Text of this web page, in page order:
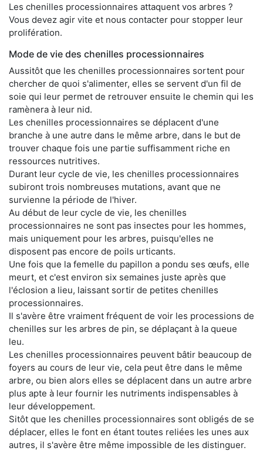
Les chenilles processionnaires attaquent vos arbres ?
Vous devez agir vite et nous contacter pour stopper leur
prolifération.
Mode de vie des chenilles processionnaires
Aussitôt que les chenilles processionnaires sortent pour
chercher de quoi s'alimenter, elles se servent d'un fil de
soie qui leur permet de retrouver ensuite le chemin qui les
ramènera à leur nid.
Les chenilles processionnaires se déplacent d'une
branche à une autre dans le même arbre, dans le but de
trouver chaque fois une partie suffisamment riche en
ressources nutritives.
Durant leur cycle de vie, les chenilles processionnaires
subiront trois nombreuses mutations, avant que ne
survienne la période de l'hiver.
Au début de leur cycle de vie, les chenilles
processionnaires ne sont pas insectes pour les hommes,
mais uniquement pour les arbres, puisqu'elles ne
disposent pas encore de poils urticants.
Une fois que la femelle du papillon a pondu ses œufs, elle
meurt, et c'est environ six semaines juste après que
l'éclosion a lieu, laissant sortir de petites chenilles
processionnaires.
Il s'avère être vraiment fréquent de voir les processions de
chenilles sur les arbres de pin, se déplaçant à la queue
leu.
Les chenilles processionnaires peuvent bâtir beaucoup de
foyers au cours de leur vie, cela peut être dans le même
arbre, ou bien alors elles se déplacent dans un autre arbre
plus apte à leur fournir les nutriments indispensables à
leur développement.
Sitôt que les chenilles processionnaires sont obligés de se
déplacer, elles le font en étant toutes reliées les unes aux
autres, il s'avère être même impossible de les distinguer.